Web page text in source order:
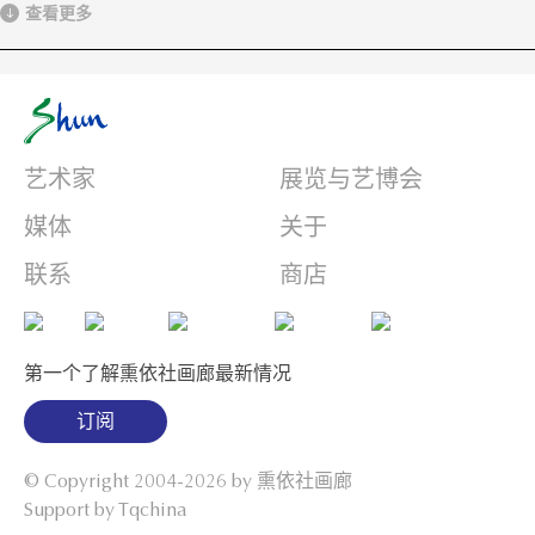
查看更多
艺术家
展览与艺博会
媒体
关于
联系
商店
第一个了解熏依社画廊最新情况
订阅
© Copyright 2004-2026 by 熏依社画廊
Support by Tqchina